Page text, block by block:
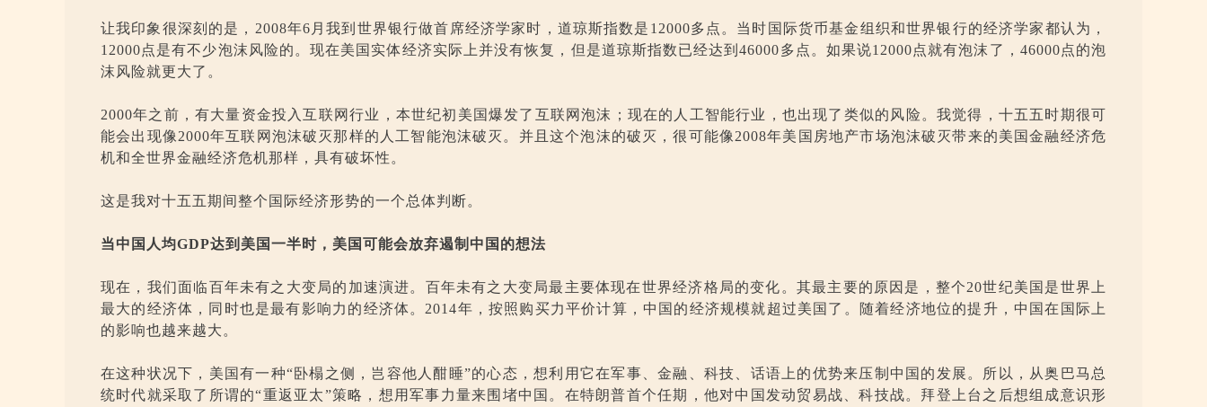
让我印象很深刻的是，2008年6月我到世界银行做首席经济学家时，道琼斯指数是12000多点。当时国际货币基金组织和世界银行的经济学家都认为，
12000点是有不少泡沫风险的。现在美国实体经济实际上并没有恢复，但是道琼斯指数已经达到46000多点。如果说12000点就有泡沫了，46000点的泡
沫风险就更大了。
2000年之前，有大量资金投入互联网行业，本世纪初美国爆发了互联网泡沫；现在的人工智能行业，也出现了类似的风险。我觉得，十五五时期很可
能会出现像2000年互联网泡沫破灭那样的人工智能泡沫破灭。并且这个泡沫的破灭，很可能像2008年美国房地产市场泡沫破灭带来的美国金融经济危
机和全世界金融经济危机那样，具有破坏性。
这是我对十五五期间整个国际经济形势的一个总体判断。
当中国人均GDP达到美国一半时，美国可能会放弃遏制中国的想法
现在，我们面临百年未有之大变局的加速演进。百年未有之大变局最主要体现在世界经济格局的变化。其最主要的原因是，整个20世纪美国是世界上
最大的经济体，同时也是最有影响力的经济体。2014年，按照购买力平价计算，中国的经济规模就超过美国了。随着经济地位的提升，中国在国际上
的影响也越来越大。
在这种状况下，美国有一种“卧榻之侧，岂容他人酣睡”的心态，想利用它在军事、金融、科技、话语上的优势来压制中国的发展。所以，从奥巴马总
统时代就采取了所谓的“重返亚太”策略，想用军事力量来围堵中国。在特朗普首个任期，他对中国发动贸易战、科技战。拜登上台之后想组成意识形